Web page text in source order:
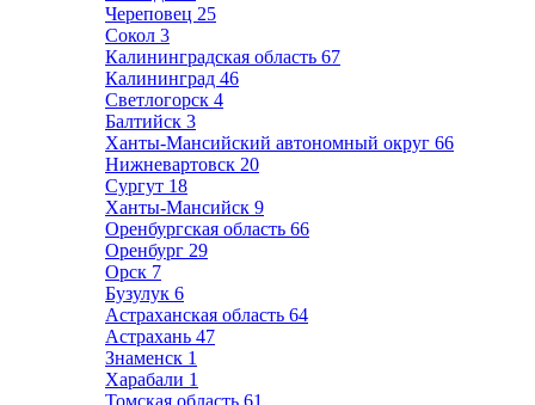
Череповец 25
Сокол 3
Калининградская область 67
Калининград 46
Светлогорск 4
Балтийск 3
Ханты-Мансийский автономный округ 66
Нижневартовск 20
Сургут 18
Ханты-Мансийск 9
Оренбургская область 66
Оренбург 29
Орск 7
Бузулук 6
Астраханская область 64
Астрахань 47
Знаменск 1
Харабали 1
Томская область 61